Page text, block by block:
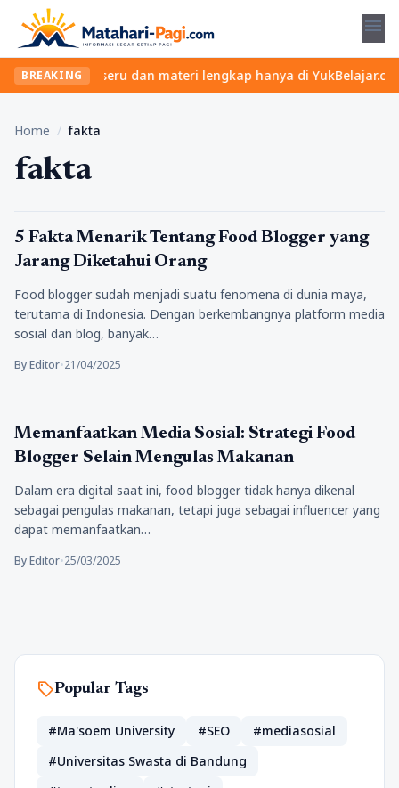
menu
BREAKING
kelas seru dan materi lengkap hanya di
Home / fakta
fakta
Tips
5 Fakta Menarik Tentang Food Blogger yang
Jarang Diketahui Orang
Food blogger sudah menjadi suatu fenomena di dunia maya,
terutama di Indonesia. Dengan berkembangnya platform media
sosial dan blog, banyak…
By Editor•21/04/2025
Tips
Memanfaatkan Media Sosial: Strategi Food
Blogger Selain Mengulas Makanan
Dalam era digital saat ini, food blogger tidak hanya dikenal
sebagai pengulas makanan, tetapi juga sebagai influencer yang
dapat memanfaatkan…
By Editor•25/03/2025
sellPopular Tags
#Ma'soem University #SEO
#mediasosial
#Universitas Swasta di Bandung